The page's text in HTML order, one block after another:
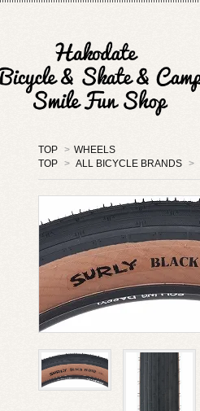
TOP > WHEELS タ
TOP > ALL BICYCLE BRANDS >